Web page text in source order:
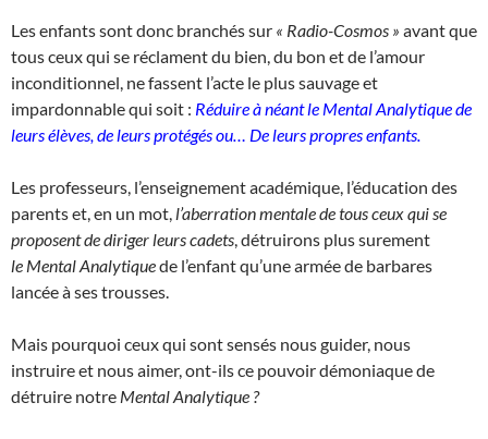
Les enfants sont donc branchés sur « Radio-Cosmos » avant que
tous ceux qui se réclament du bien, du bon et de l’amour
inconditionnel, ne fassent l’acte le plus sauvage et
impardonnable qui soit : Réduire à néant le Mental Analytique de
leurs élèves, de leurs protégés ou…
De leurs propres enfants.
Les professeurs, l’enseignement académique, l’éducation des
parents et, en un mot, l’aberration mentale de tous ceux qui se
proposent de diriger leurs cadets , détruirons plus surement
le Mental Analytiquede l’enfant qu’une armée de barbares
lancée à ses trousses.
Mais pourquoi ceux qui sont sensés nous guider, nous
instruire et nous aimer, ont-ils ce pouvoir démoniaque de
détruire notre Mental Analytique ?